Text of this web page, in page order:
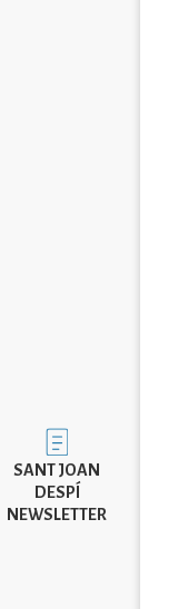
Imatge
SANT JOAN
DESPÍ
NEWSLETTER